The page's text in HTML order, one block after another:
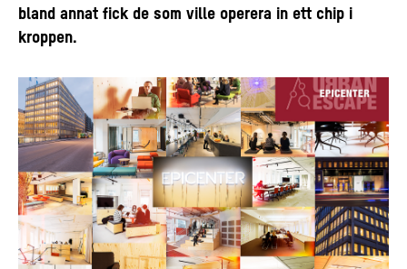
bland annat fick de som ville operera in ett chip i
kroppen.